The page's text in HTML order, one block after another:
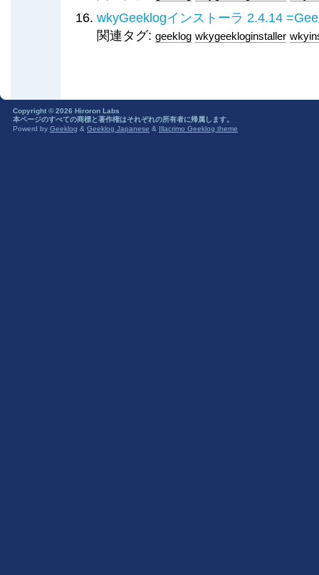
wkyGeeklogインストーラ 2.4.14
関連タグ: geeklog wkygeekloginstaller
Copyright © 2026 Hiroron Labs
本ページのすべての商標と著作権はそれぞれの所有者に帰属します。
Powerd by Geeklog & Geeklog Japanese & Illacrimo Geeklog theme